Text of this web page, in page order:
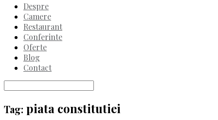
Despre
Camere
Restaurant
Conferinte
Oferte
Blog
Contact
Tag: piata constitutiei